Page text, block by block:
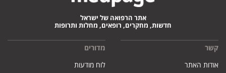
אתר הרפואה של ישראל
חדשות, מחקרים, רופאים, מחלות ותרופות
קשר
אודות האתר
מדורים
לוח מודעות